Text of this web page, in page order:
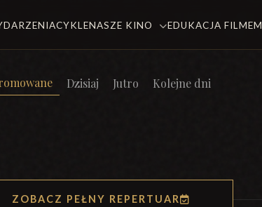
CYKLENASZE KINO EDUKACJA FILMEM
Dzisiaj Jutro Kolejne dni
ZOBACZ PEŁNY REPERTUAR